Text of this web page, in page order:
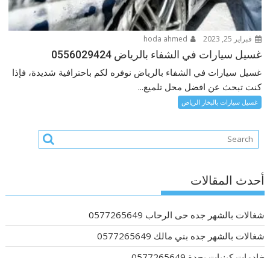
فبراير 25, 2023
غسيل سيارات في الشفاء بالرياض 0556029424
غسيل سيارات في الشفاء بالرياض نوفره لكم باحترافية شديدة، فإذا
كنت تبحث عن افضل محل تلميع...
غسيل سيارات بالبخار الرياض
أحدث المقالات
شغالات بالشهر جده حى الرحاب 0577265649
شغالات بالشهر جده بني مالك 0577265649